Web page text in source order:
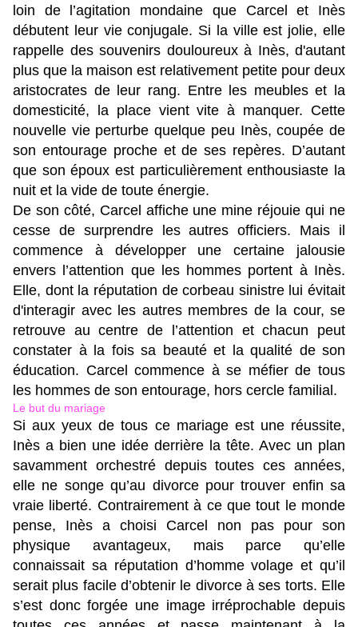
loin de l’agitation mondaine que Carcel et Inès
débutent leur vie conjugale. Si la ville est jolie, elle
rappelle des souvenirs douloureux à Inès, d'autant
plus que la maison est relativement petite pour deux
aristocrates de leur rang. Entre les meubles et la
domesticité, la place vient vite à manquer. Cette
nouvelle vie perturbe quelque peu Inès, coupée de
son entourage proche et de ses repères. D’autant
que son époux est particulièrement enthousiaste la
nuit et la vide de toute énergie.
De son côté, Carcel affiche une mine réjouie qui ne
cesse de surprendre les autres officiers. Mais il
commence à développer une certaine jalousie
envers l’attention que les hommes portent à Inès.
Elle, dont la réputation de corbeau sinistre lui évitait
d'interagir avec les autres membres de la cour, se
retrouve au centre de l’attention et chacun peut
constater à la fois sa beauté et la qualité de son
éducation. Carcel commence à se méfier de tous
les hommes de son entourage, hors cercle familial.
Le but du mariage
Si aux yeux de tous ce mariage est une réussite,
Inès a bien une idée derrière la tête. Avec un plan
savamment orchestré depuis toutes ces années,
elle ne songe qu’au divorce pour trouver enfin sa
vraie liberté. Contrairement à ce que tout le monde
pense, Inès a choisi Carcel non pas pour son
physique avantageux, mais parce qu’elle
connaissait sa réputation d’homme volage et qu’il
serait plus facile d’obtenir le divorce à ses torts. Elle
s’est donc forgée une image irréprochable depuis